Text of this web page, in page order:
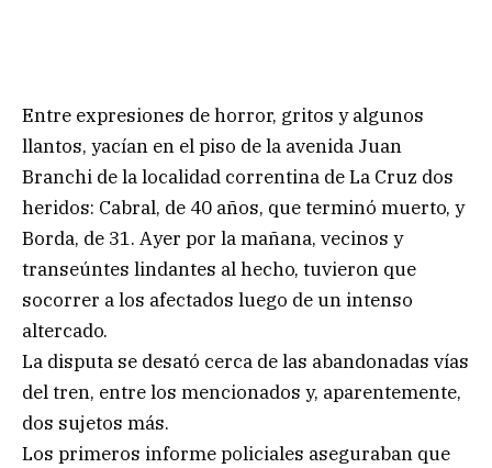
Entre expresiones de horror, gritos y algunos
llantos, yacían en el piso de la avenida Juan
Branchi de la localidad correntina de La Cruz dos
heridos: Cabral, de 40 años, que terminó muerto, y
Borda, de 31. Ayer por la mañana, vecinos y
transeúntes lindantes al hecho, tuvieron que
socorrer a los afectados luego de un intenso
altercado.
La disputa se desató cerca de las abandonadas vías
del tren, entre los mencionados y, aparentemente,
dos sujetos más.
Los primeros informe policiales aseguraban que